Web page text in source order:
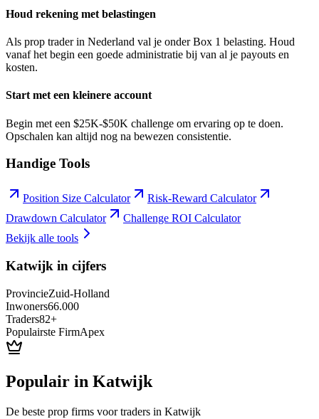
Houd rekening met belastingen
Als prop trader in Nederland val je onder Box 1 belasting. Houd
vanaf het begin een goede administratie bij van al je payouts en
kosten.
Start met een kleinere account
Begin met een $25K-$50K challenge om ervaring op te doen.
Opschalen kan altijd nog na bewezen consistentie.
Handige Tools
Position Size Calculator
Risk-Reward Calculator
Drawdown Calculator
Challenge ROI Calculator
Bekijk alle tools
Katwijk in cijfers
ProvincieZuid-Holland
Inwoners66.000
Traders82+
Populairste FirmApex
Populair in Katwijk
De beste prop firms voor traders in Katwijk